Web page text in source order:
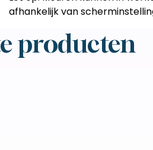
afhankelijk van
producten